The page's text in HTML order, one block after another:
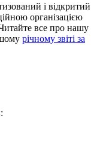
і відкритий
організацією
все про нашу
річному звіті за